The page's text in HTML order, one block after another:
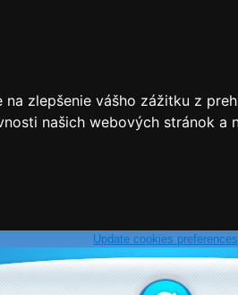
zlepšenie vášho zážitku z
našich webových stránok
Update cookies preferences